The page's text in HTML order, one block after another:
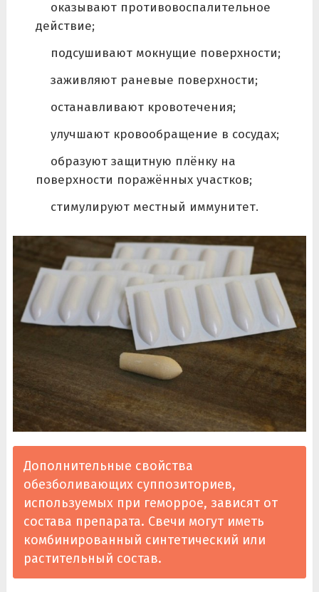
оказывают противовоспалительное
действие;
подсушивают мокнущие поверхности;
заживляют раневые поверхности;
останавливают кровотечения;
улучшают кровообращение в сосудах;
образуют защитную плёнку на
поверхности поражённых участков;
стимулируют местный иммунитет.
Дополнительные свойства
обезболивающих суппозиториев,
используемых при геморрое, зависят от
состава препарата. Свечи могут иметь
комбинированный синтетический или
растительный состав.